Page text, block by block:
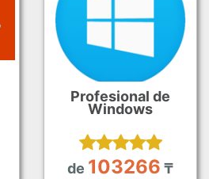
Profesional de
Windows
de 103266 ₸